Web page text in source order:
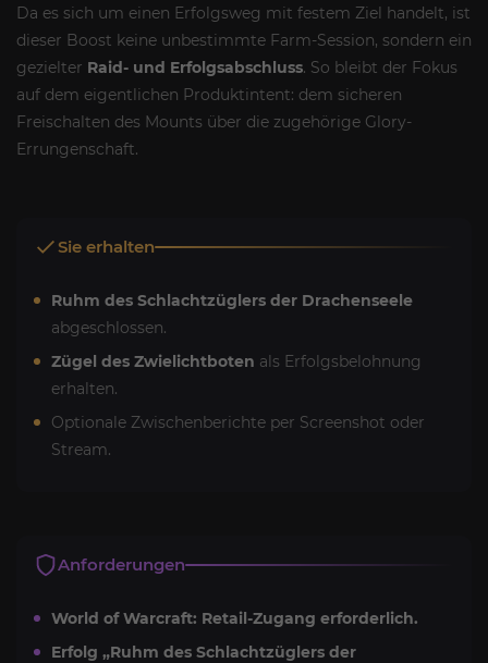
Da es sich um einen Erfolgsweg mit festem Ziel handelt, ist
dieser Boost keine unbestimmte Farm-Session, sondern ein
gezielter Raid- und Erfolgsabschluss. So bleibt der Fokus
auf dem eigentlichen Produktintent: dem sicheren
Freischalten des Mounts über die zugehörige Glory-
Errungenschaft.
Sie erhalten
Ruhm des Schlachtzüglers der Drachenseele
abgeschlossen.
Zügel des Zwielichtboten als Erfolgsbelohnung
erhalten.
Optionale Zwischenberichte per Screenshot oder
Stream.
Anforderungen
World of Warcraft: Retail-Zugang erforderlich.
Erfolg „Ruhm des Schlachtzüglers der